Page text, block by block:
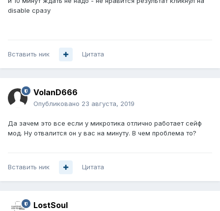
disable сразу
Вставить ник Цитата
VolanD666
Опубликовано 23 августа, 2019
Да зачем это все если у микротика отлично работает сейф
мод. Ну отвалится он у вас на минуту. В чем проблема то?
Вставить ник Цитата
LostSoul